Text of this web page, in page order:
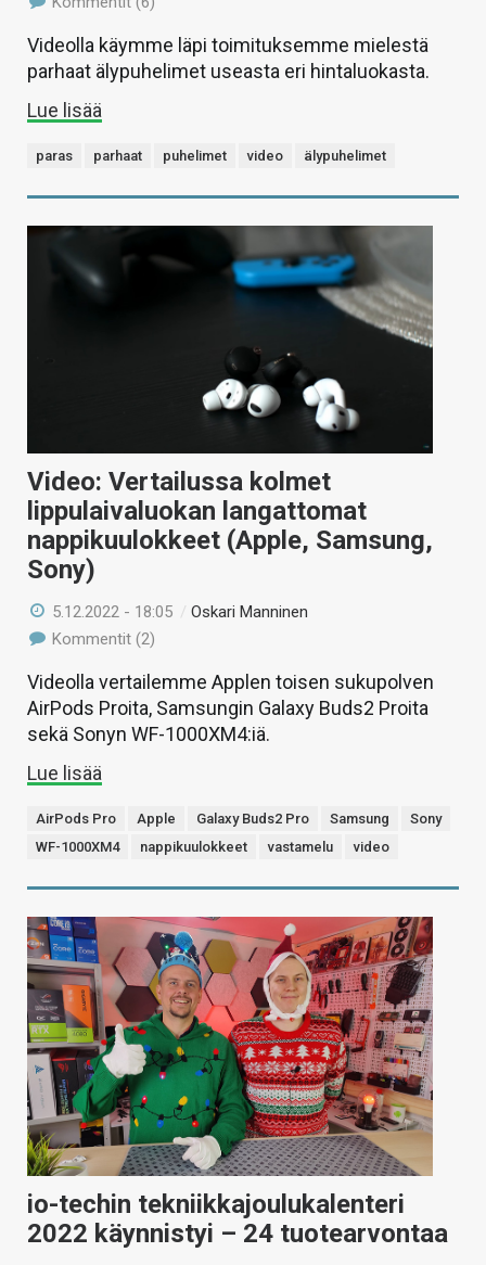
Videolla käymme läpi toimituksemme mielestä
parhaat älypuhelimet useasta eri hintaluokasta.
Lue lisää
paras parhaat puhelimet video älypuhelimet
Video: Vertailussa kolmet
lippulaivaluokan langattomat
nappikuulokkeet (Apple, Samsung,
Sony)
5.12.2022 - 18:05 /Oskari Manninen
Kommentit (2)
Videolla vertailemme Applen toisen sukupolven
AirPods Proita, Samsungin Galaxy Buds2 Proita
sekä Sonyn WF-1000XM4:iä.
Lue lisää
AirPods Pro Apple Galaxy Buds2 Pro Samsung
Sony
WF-1000XM4
nappikuulokkeet vastamelu video
io-techin tekniikkajoulukalenteri
2022 käynnistyi – 24 tuotearvontaa